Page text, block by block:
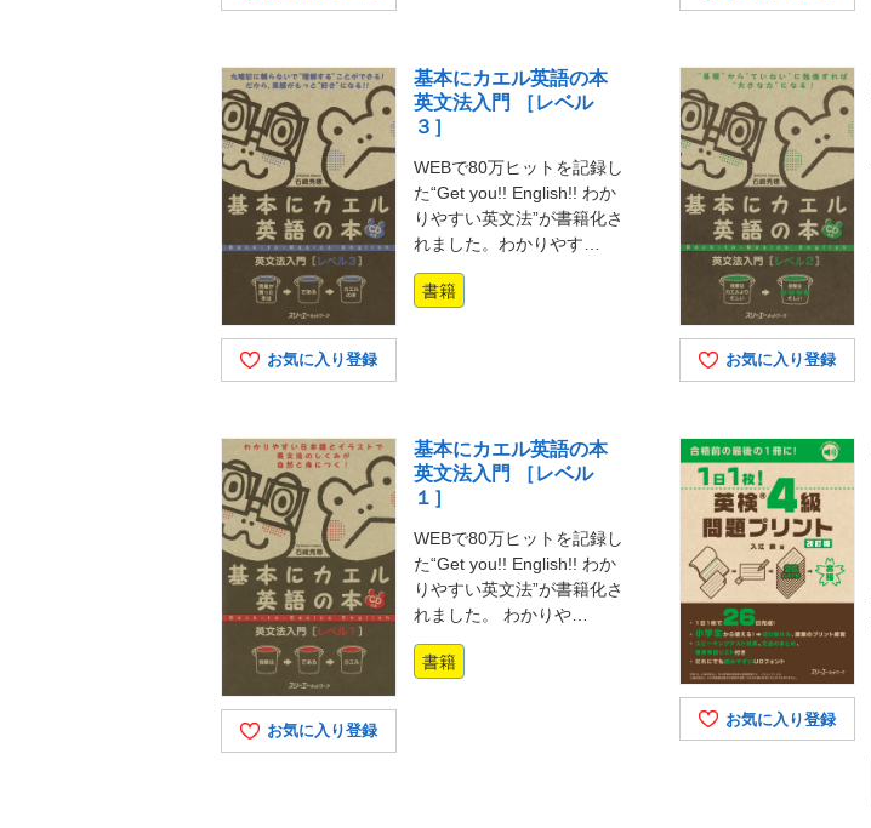
お気に入り登録
基本にカエル英語の本
英文法入門 ［レベル
３］
WEBで80万ヒットを記録し
た“Get you!! English!! わか
りやすい英文法”が書籍化さ
れました。わかりやす…
書籍
お気に入り登録
お気に入り登録
基本にカエル英語の本
英文法入門 ［レベル
１］
WEBで80万ヒットを記録し
た“Get you!! English!! わか
りやすい英文法”が書籍化さ
れました。 わかりや…
書籍
お気に入り登録